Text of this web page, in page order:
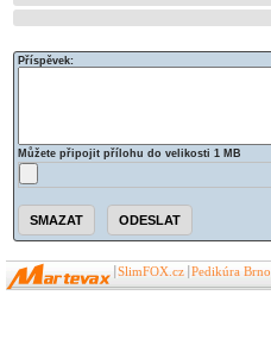
Příspěvek:
Můžete připojit přílohu do velikosti 1 MB
SlimFOX.cz Pedikúra Brno